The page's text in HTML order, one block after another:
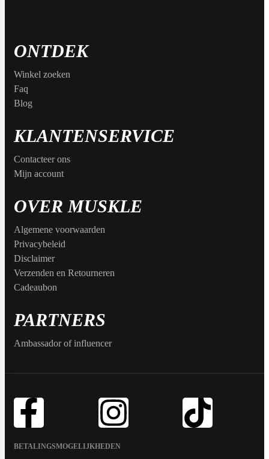
Purasana
Rabeko
Scitec Nutrition
Stacker2
ONTDEK
Winkel zoeken
Faq
Blog
KLANTENSERVICE
Contacteer ons
Mijn account
OVER MUSKLE
Algemene voorwaarden
Privacybeleid
Disclaimer
Verzenden en Retourneren
Cadeaubon
PARTNERS
Ambassador of influencer
BETALINGSMOGELIJKHEDEN